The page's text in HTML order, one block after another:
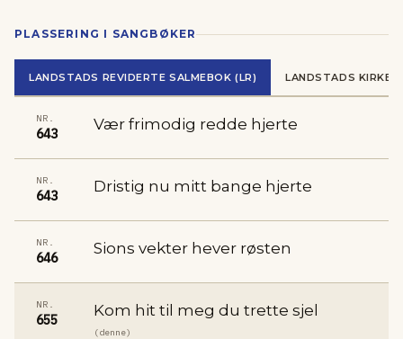
PLASSERING I SANGBØKER
LANDSTADS REVIDERTE SALMEBOK (LR) LANDSTADS
NR.
643
Vær frimodig redde hjerte
NR.
643
Dristig nu mitt bange hjerte
NR.
646
Sions vekter hever røsten
NR.
655
Kom hit til meg du trette sjel
(denne)